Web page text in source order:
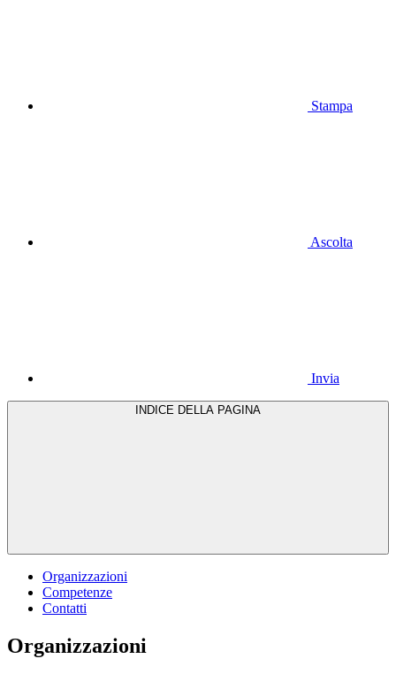
Stampa
Ascolta
Invia
Organizzazioni
Competenze
Contatti
Organizzazioni